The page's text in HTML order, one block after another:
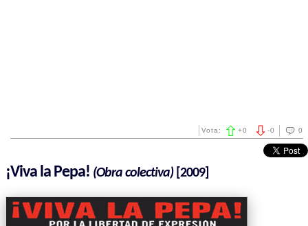
0
-0
Vota: +0
¡Viva la Pepa! (Obra colectiva)[2009]